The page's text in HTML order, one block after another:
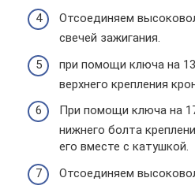
Отсоединяем
свечей зажигания.
при помощи ключа на
верхнего крепления
При помощи ключа на
нижнего болта
его вместе с катушкой.
Отсоединяем